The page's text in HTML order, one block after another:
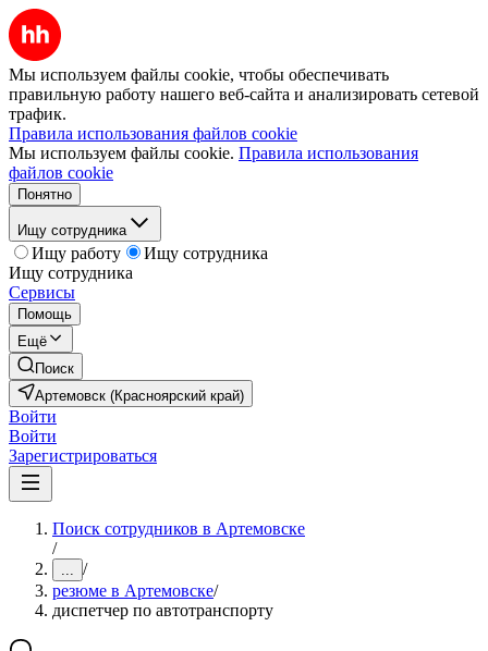
Мы используем файлы cookie, чтобы обеспечивать
правильную работу нашего веб-сайта и анализировать сетевой
трафик.
Правила использования файлов cookie
Мы используем файлы cookie. Правила использования
файлов cookie
Понятно
Ищу сотрудника
Ищу работу
Ищу сотрудника
Ищу сотрудника
Сервисы
Помощь
Ещё
Поиск
Артемовск (Красноярский край)
Войти
Войти
Зарегистрироваться
Поиск сотрудников в Артемовске
/
... /
резюме в Артемовске/
диспетчер по автотранспорту